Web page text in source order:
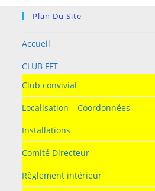
Plan Du Site
Accueil
CLUB FFT
Club convivial
Localisation – Coordonnées
Installations
Comité Directeur
Règlement intérieur